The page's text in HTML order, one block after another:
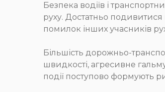
Безпека водіїв і
руху. Достатньо подивитися
помилок інших учасників
Більшість дорожньо-
швидкості, агресивне
події поступово формують